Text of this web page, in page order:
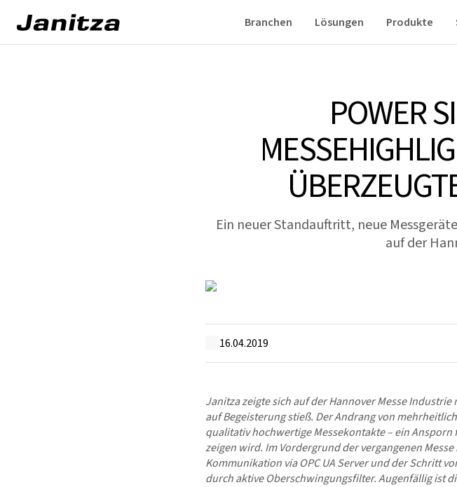
Branchen Lösungen Produkte
POWER
Ein neuer Standauftritt, neue
auf der
16.04.2019
Janitza zeigte sich auf der Hannover Messe
auf Begeisterung stieß. Der Andrang von
qualitativ hochwertige Messekontakte – ein
zeigen wird. Im Vordergrund der vergangenen
Kommunikation via OPC UA Server und der Schritt
durch aktive Oberschwingungsfilter. Augenfällig ist